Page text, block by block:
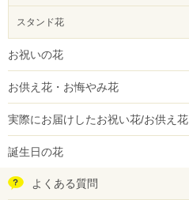
スタンド花
お祝いの花
お供え花・お悔やみ花
実際にお届けしたお祝い花/お供え花
誕生日の花
よくある質問